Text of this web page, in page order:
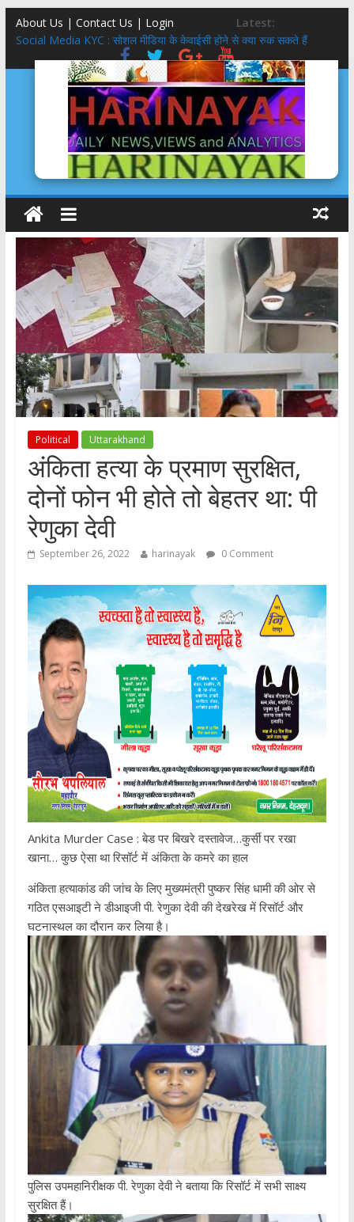
About Us | Contact Us | Login
Latest:
Social Media KYC : सोशल मीडिया के केवाईसी होने से क्या रुक सकते हैं
अपराध?
इतिहास लेखन में दृष्टि
तीलू रौतेली पुरस्कार 51 हजार से 75 हजार, आंगनबाड़ी कार्यकत्री पुरस्कार 51
हजार से 61 हजार: मुमं धामी
मिलेनियल्स गंवाने वाली कांग्रेस साध पायेगी GEN-Z?
5 स्टार होटल,बासी दूध,फंफूद लगी सब्ज़ियां, शाकाहार-मांसाहार गड्ड-मड्ड….
Political Uttarakhand
अंकिता हत्या के प्रमाण सुरक्षित,
दोनों फोन भी होते तो बेहतर था: पी
रेणुका देवी
September 26, 2022 harinayak 0 Comment
Ankita Murder Case : बेड पर बिखरे दस्तावेज…कुर्सी पर रखा
खाना… कुछ ऐसा था रिसॉर्ट में अंकिता के कमरे का हाल
अंकिता हत्याकांड की जांच के लिए मुख्यमंत्री पुष्कर सिंह धामी की ओर से
गठित एसआइटी ने डीआइजी पी. रेणुका देवी की देखरेख में रिसॉर्ट और
घटनास्थल का दौरान कर लिया है।
पुलिस उपमहानिरीक्षक पी. रेणुका देवी ने बताया कि रिसॉर्ट में सभी साक्ष्य
सुरक्षित हैं।